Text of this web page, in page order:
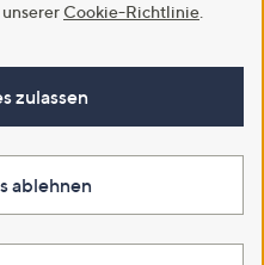
Cookie-Richtlinie
zulassen
ablehnen